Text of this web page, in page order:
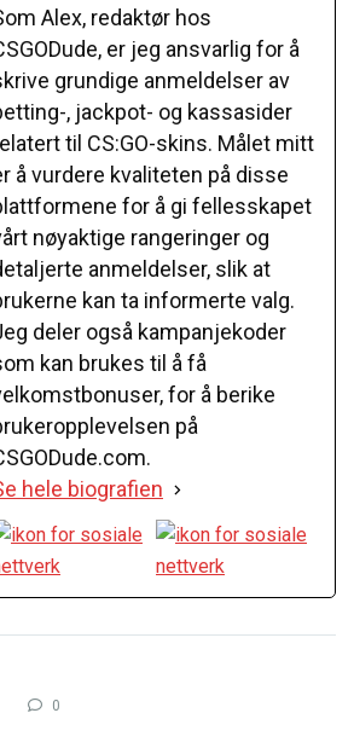
Alex, redaktør hos
er jeg ansvarlig for å
grundige anmeldelser av
, jackpot- og kassasider
til CS:GO-skins. Målet mitt
å vurdere kvaliteten på disse
for å gi fellesskapet
nøyaktige rangeringer og
anmeldelser, slik at
kan ta informerte valg.
deler også kampanjekoder
kan brukes til å få
for å berike
på
hele biografien
0